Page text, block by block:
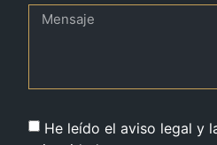
He leído el aviso legal y